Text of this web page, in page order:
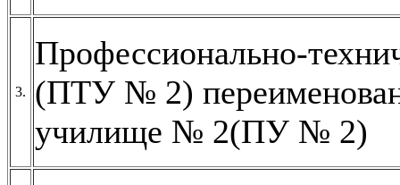
3.
Профессионально-
(ПТУ № 2)
училище № 2(ПУ № 2)